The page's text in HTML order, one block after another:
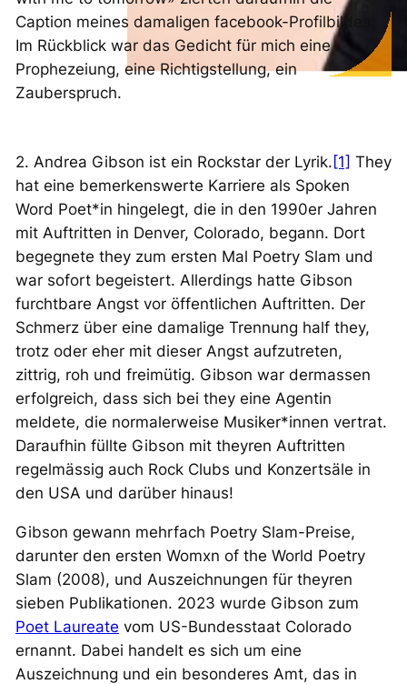
Caption meines damaligen facebook-Profilbildes.
Im Rückblick war das Gedicht für mich eine
Prophezeiung, eine Richtigstellung, ein
Zauberspruch.
2. Andrea Gibson ist ein Rockstar der Lyrik. [1] They
hat eine bemerkenswerte Karriere als Spoken
Word Poet*in hingelegt, die in den 1990er Jahren
mit Auftritten in Denver, Colorado, begann. Dort
begegnete they zum ersten Mal Poetry Slam und
war sofort begeistert. Allerdings hatte Gibson
furchtbare Angst vor öffentlichen Auftritten. Der
Schmerz über eine damalige Trennung half they,
trotz oder eher mitdieser Angst aufzutreten,
zittrig, roh und freimütig. Gibson war dermassen
erfolgreich, dass sich bei they eine Agentin
meldete, die normalerweise Musiker*innen vertrat.
Daraufhin füllte Gibson mit theyren Auftritten
regelmässig auch Rock Clubs und Konzertsäle in
den USA und darüber hinaus!
Gibson gewann mehrfach Poetry Slam-Preise,
darunter den ersten Womxn of the World Poetry
Slam (2008), und Auszeichnungen für theyren
sieben Publikationen. 2023 wurde Gibson zum
Poet Laureate vom US-Bundesstaat Colorado
ernannt. Dabei handelt es sich um eine
Auszeichnung und ein besonderes Amt, das in